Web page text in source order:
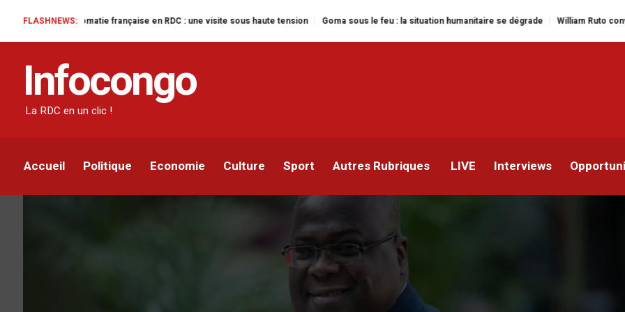
FLASHNEWS:
française en RDC : une visite sous haute tension Goma sous le feu : la situation humanitaire se dégrade William Ruto convoque un
Infocongo
La RDC en un clic !
Accueil Politique Economie Culture Sport Autres Rubriques LIVE Interviews
Félix Tshisekedi prend officiellement la
de l’UA samedi 6 février